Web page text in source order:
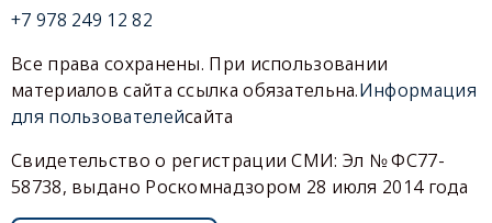
+7 978 249 12 82
Все права сохранены. При использовании
материалов сайта ссылка обязательна.Информация
для пользователейсайта
Свидетельство о регистрации СМИ: Эл № ФС77-
58738, выдано Роскомнадзором 28 июля 2014 года